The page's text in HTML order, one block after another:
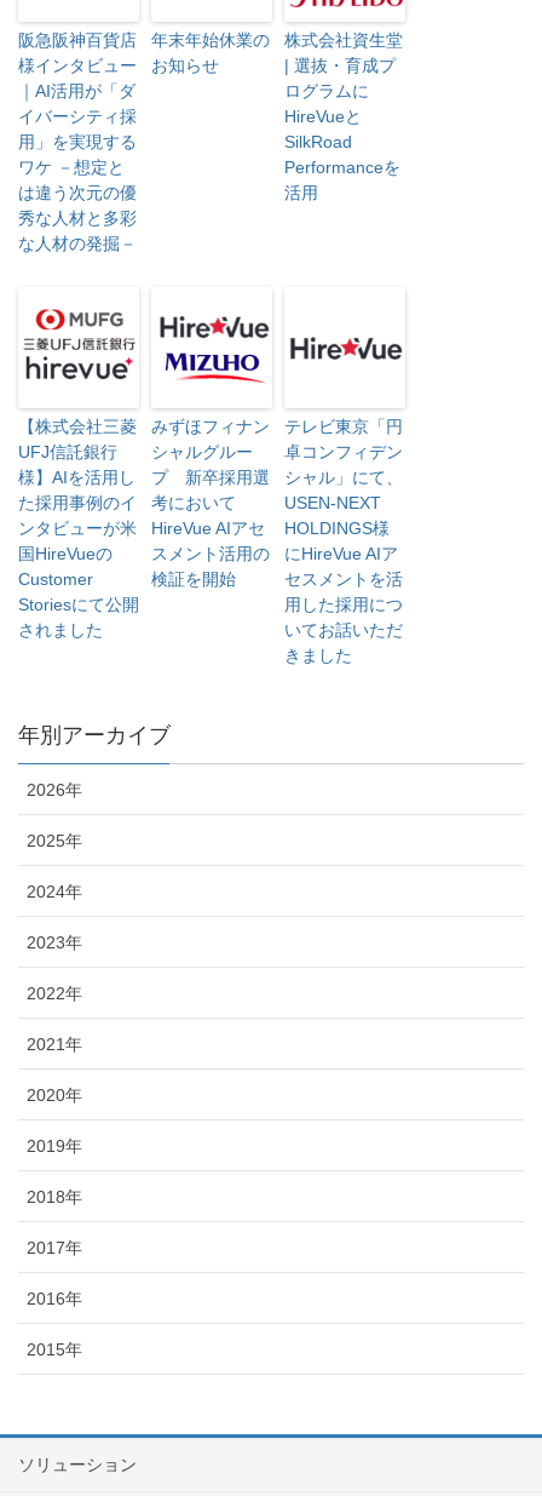
阪急阪神百貨店
様インタビュー
｜AI活用が「ダ
イバーシティ採
用」を実現する
ワケ －想定と
は違う次元の優
秀な人材と多彩
な人材の発掘－
年末年始休業の
お知らせ
株式会社資生堂
| 選抜・育成プ
ログラムに
HireVueと
SilkRoad
Performanceを
活用
【株式会社三菱
UFJ信託銀行
様】AIを活用し
た採用事例のイ
ンタビューが米
国HireVueの
Customer
Storiesにて公開
されました
みずほフィナン
シャルグルー
プ 新卒採用選
考において
HireVue AIアセ
スメント活用の
検証を開始
テレビ東京「円
卓コンフィデン
シャル」にて、
USEN-NEXT
HOLDINGS様
にHireVue AIア
セスメントを活
用した採用につ
いてお話いただ
きました
年別アーカイブ
2026年
2025年
2024年
2023年
2022年
2021年
2020年
2019年
2018年
2017年
2016年
2015年
ソリューション